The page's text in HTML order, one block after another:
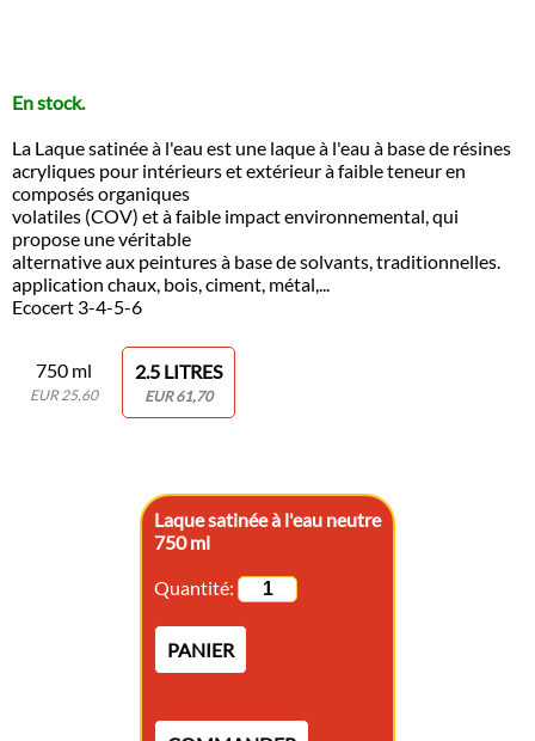
En stock.
La Laque satinée à l'eau est une laque à l'eau à base de résines
acryliques pour intérieurs et extérieur à faible teneur en
composés organiques
volatiles (COV) et à faible impact environnemental, qui
propose une véritable
alternative aux peintures à base de solvants, traditionnelles.
application chaux, bois, ciment, métal,...
Ecocert 3-4-5-6
750 ml
EUR 25,60
2.5 LITRES
EUR 61,70
Laque satinée à l'eau neutre
750 ml
Quantité:
PANIER